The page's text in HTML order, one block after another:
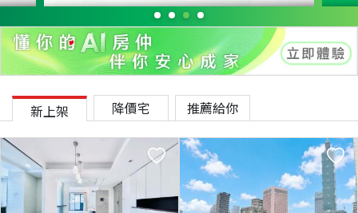
新上架 降價宅 推薦給你